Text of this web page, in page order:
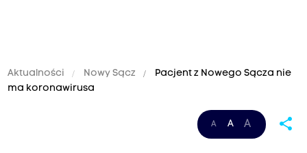
Aktualności Nowy Sącz
Pacjent z Nowego Sącza nie
ma koronawirusa
A A A share